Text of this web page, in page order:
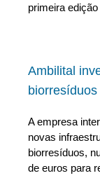
primeira edição
Ambilital
biorresíduos
A empresa
novas
biorresíduos,
de euros para